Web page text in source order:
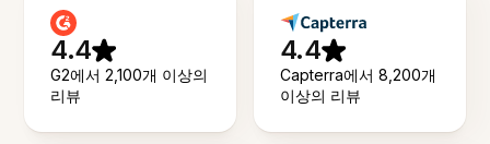
4.4
G2에서 2,100개 이상의
리뷰
4.4
Capterra에서 8,200개
이상의 리뷰